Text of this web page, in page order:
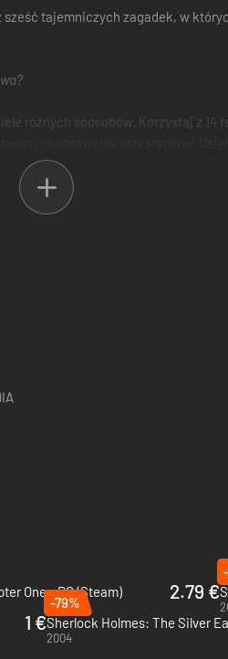
tajemniczych zagadek, w
różnych sposobów. Korzystaj z
One - PC (Steam)
2.79 €
1 €
-79%
Sherlock Holmes: The Silver
2004